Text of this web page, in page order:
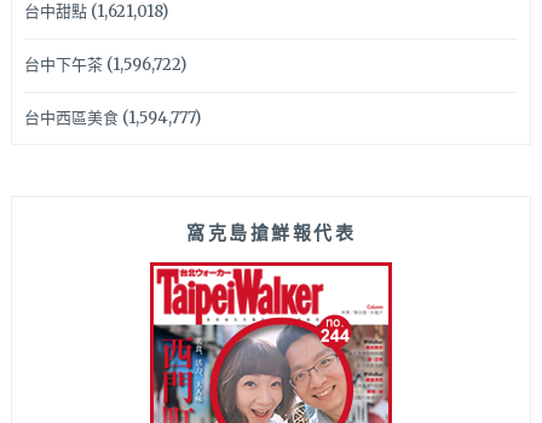
台中甜點(1,621,018)
台中下午茶(1,596,722)
台中西區美食(1,594,777)
窩克島搶鮮報代表